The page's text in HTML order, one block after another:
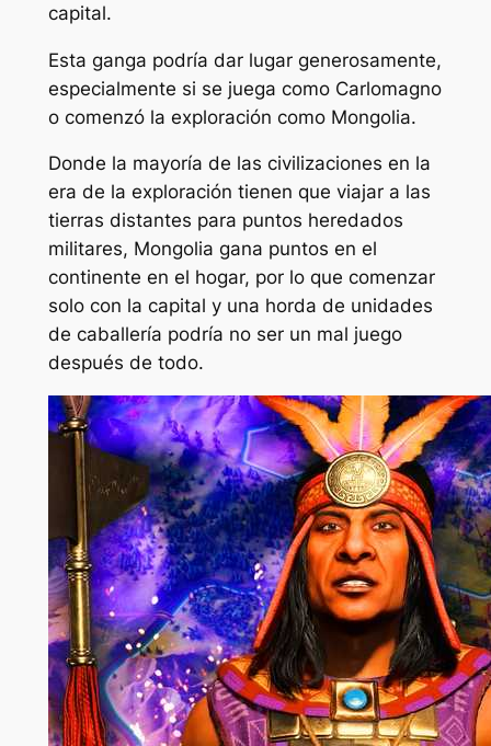
capital.
Esta ganga podría dar lugar generosamente,
especialmente si se juega como Carlomagno
o comenzó la exploración como Mongolia.
Donde la mayoría de las civilizaciones en la
era de la exploración tienen que viajar a las
tierras distantes para puntos heredados
militares, Mongolia gana puntos en el
continente en el hogar, por lo que comenzar
solo con la capital y una horda de unidades
de caballería podría no ser un mal juego
después de todo.